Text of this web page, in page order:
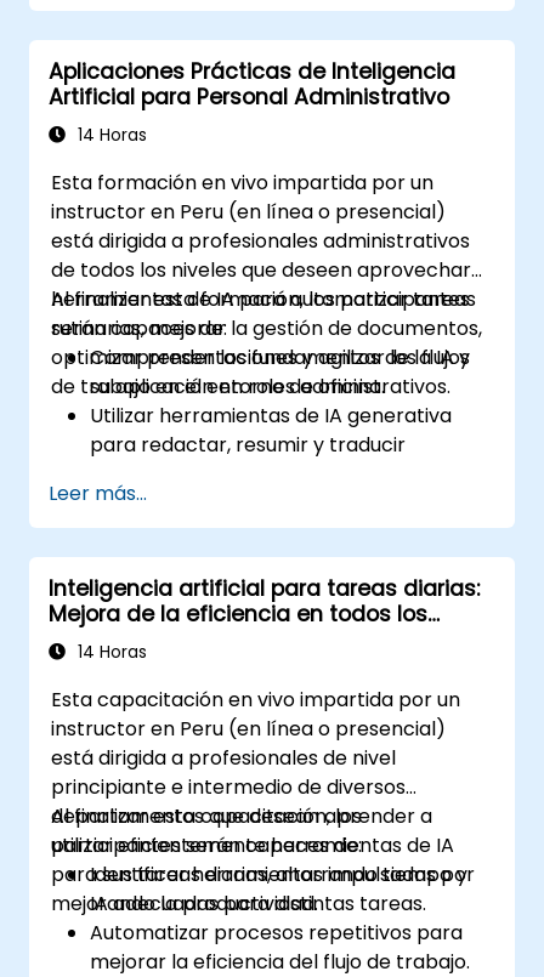
Aplicaciones Prácticas de Inteligencia
Artificial para Personal Administrativo
14 Horas
Esta formación en vivo impartida por un
instructor en Peru (en línea o presencial)
está dirigida a profesionales administrativos
de todos los niveles que deseen aprovechar
herramientas de IA para automatizar tareas
rutinarias, mejorar la gestión de documentos,
optimizar presentaciones y agilizar los flujos
de trabajo en el entorno de oficina.
Al finalizar esta formación, los participantes
serán capaces de:
Comprender los fundamentos de la IA y
su aplicación en roles administrativos.
Utilizar herramientas de IA generativa
para redactar, resumir y traducir
Automatizar la gestión del calendario,
correos electrónicos y tareas rutinarias.
Diseñar e implementar un flujo de trabajo
asistido por IA adaptado a su rol
específico.
Leer más...
Inteligencia artificial para tareas diarias:
Mejora de la eficiencia en todos los
departamentos
14 Horas
Esta capacitación en vivo impartida por un
instructor en Peru (en línea o presencial)
está dirigida a profesionales de nivel
principiante e intermedio de diversos
departamentos que desean aprender a
utilizar eficientemente herramientas de IA
para sus tareas diarias, ahorrando tiempo y
mejorando la productividad.
Al finalizar esta capacitación, los
participantes serán capaces de:
Identificar herramientas impulsadas por
IA adecuadas para distintas tareas.
Automatizar procesos repetitivos para
mejorar la eficiencia del flujo de trabajo.